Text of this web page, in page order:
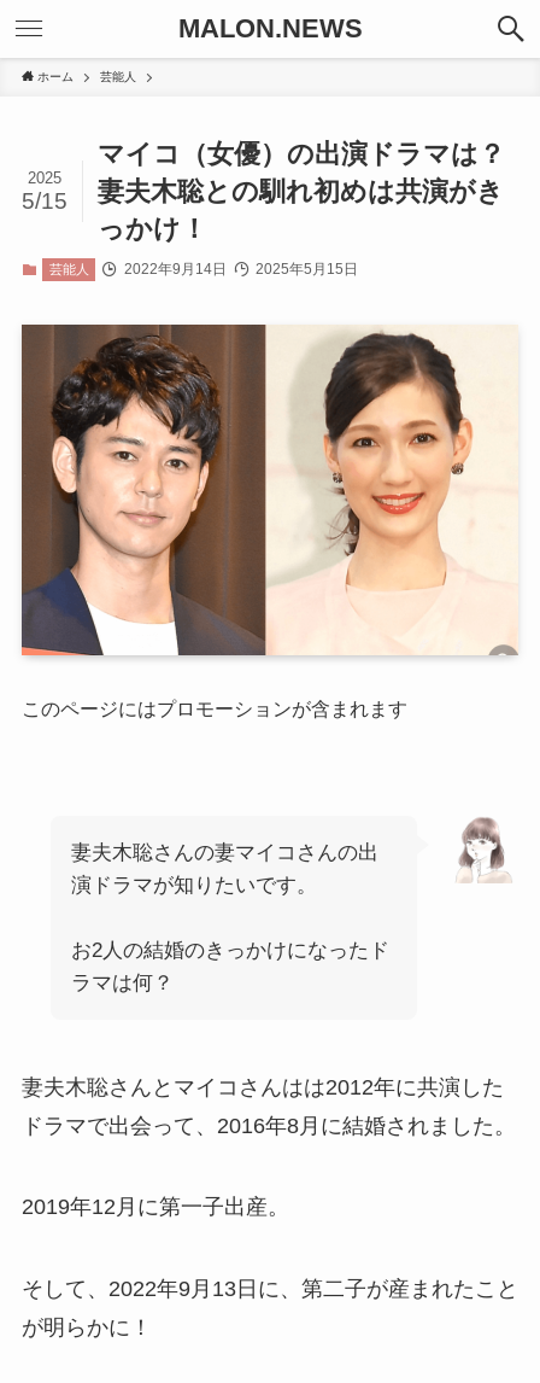
MALON.NEWS
ホーム 芸能人
マイコ（女優）の出演ドラマは？
妻夫木聡との馴れ初めは共演がき
っかけ！
2025
5/15
芸能人 2022年9月14日 2025年5月15日
このページにはプロモーションが含まれます
妻夫木聡さんの妻マイコさんの出
演ドラマが知りたいです。
お2人の結婚のきっかけになったド
ラマは何？
妻夫木聡さんとマイコさんはは2012年に共演した
ドラマで出会って、2016年8月に結婚されました。
2019年12月に第一子出産。
そして、2022年9月13日に、第二子が産まれたこと
が明らかに！